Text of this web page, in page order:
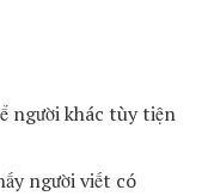
người khác tùy tiện
người viết có